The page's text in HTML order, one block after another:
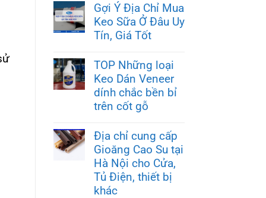
Gợi Ý Địa Chỉ Mua
Keo Sữa Ở Đâu Uy
Tín, Giá Tốt
TOP Những loại
Keo Dán Veneer
dính chắc bền bỉ
trên cốt gỗ
Địa chỉ cung cấp
Gioăng Cao Su tại
Hà Nội cho Cửa,
Tủ Điện, thiết bị
khác